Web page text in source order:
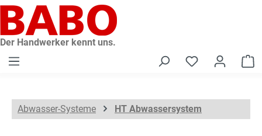
springen
Der Handwerker kennt uns.
Abwasser-Systeme HT Abwassersystem